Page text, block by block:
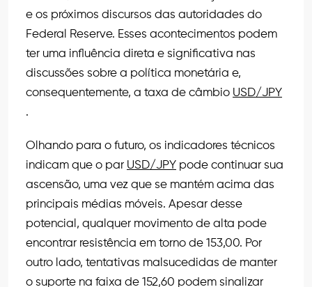
e os próximos discursos das autoridades do
Federal Reserve. Esses acontecimentos podem
ter uma influência direta e significativa nas
discussões sobre a política monetária e,
consequentemente, a taxa de câmbio USD/JPY
.
Olhando para o futuro, os indicadores técnicos
indicam que o par USD/JPY pode continuar sua
ascensão, uma vez que se mantém acima das
principais médias móveis. Apesar desse
potencial, qualquer movimento de alta pode
encontrar resistência em torno de 153,00. Por
outro lado, tentativas malsucedidas de manter
o suporte na faixa de 152,60 podem sinalizar